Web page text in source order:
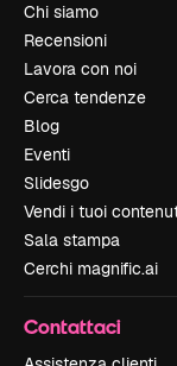
Chi siamo
Recensioni
Lavora con noi
Cerca tendenze
Blog
Eventi
Slidesgo
Vendi i tuoi
Sala stampa
Cerchi magnific.ai
Contattaci